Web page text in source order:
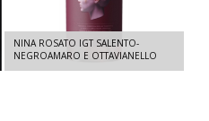
NINA ROSATO IGT SALENTO-
NEGROAMARO E OTTAVIANELLO